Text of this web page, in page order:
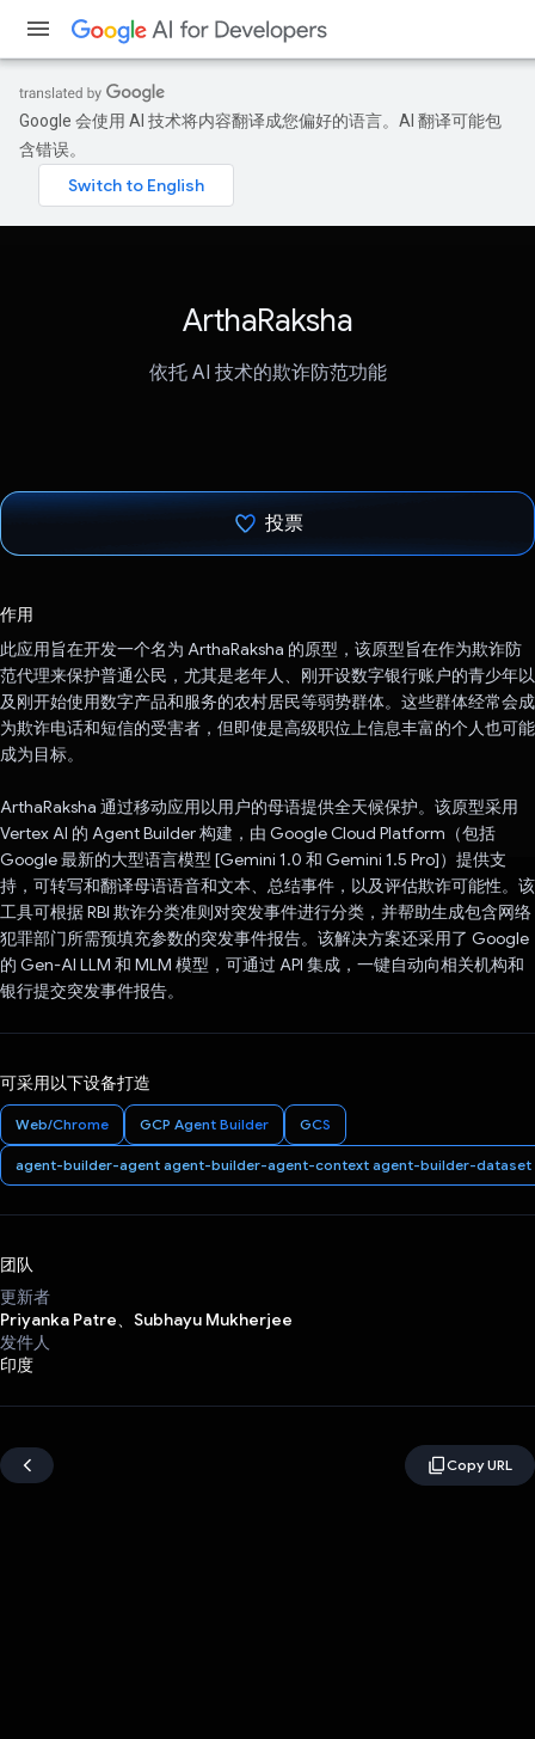
Google 会使用 AI 技术将内容翻译成您偏好的语言。AI 翻译可能包
含错误。
ArthaRaksha
依托 AI 技术的欺诈防范功能
投票
作用
此应用旨在开发一个名为 ArthaRaksha 的原型，该原型旨在作为欺诈防
范代理来保护普通公民，尤其是老年人、刚开设数字银行账户的青少年以
及刚开始使用数字产品和服务的农村居民等弱势群体。这些群体经常会成
为欺诈电话和短信的受害者，但即使是高级职位上信息丰富的个人也可能
成为目标。
ArthaRaksha 通过移动应用以用户的母语提供全天候保护。该原型采用
Vertex AI 的 Agent Builder 构建，由 Google Cloud Platform（包括
Google 最新的大型语言模型 [Gemini 1.0 和 Gemini 1.5 Pro]）提供支
持，可转写和翻译母语语音和文本、总结事件，以及评估欺诈可能性。该
工具可根据 RBI 欺诈分类准则对突发事件进行分类，并帮助生成包含网络
犯罪部门所需预填充参数的突发事件报告。该解决方案还采用了 Google
的 Gen-AI LLM 和 MLM 模型，可通过 API 集成，一键自动向相关机构和
银行提交突发事件报告。
可采用以下设备打造
Web/Chrome GCP Agent Builder GCS
agent-builder-agent agent-builder-agent-context agent-builder-
团队
更新者
Priyanka Patre、Subhayu Mukherjee
发件人
印度